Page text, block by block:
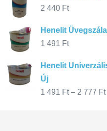
2 440 Ft
Henelit
1 491 Ft
Henelit
Új
1 491 Ft – 2 777 Ft